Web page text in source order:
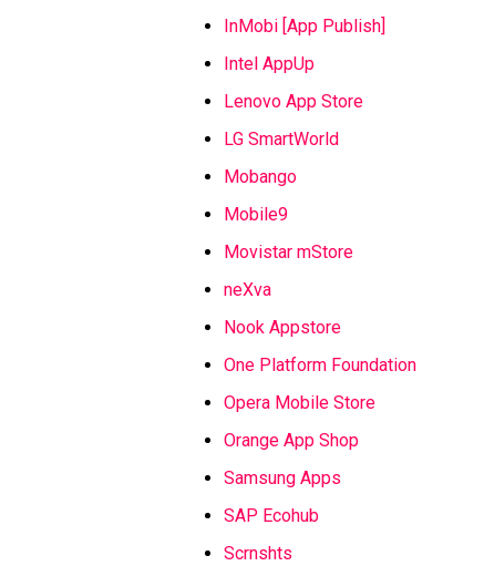
InMobi [App Publish]
Intel AppUp
Lenovo App Store
LG SmartWorld
Mobango
Mobile9
Movistar mStore
neXva
Nook Appstore
One Platform Foundation
Opera Mobile Store
Orange App Shop
Samsung Apps
SAP Ecohub
Scrnshts